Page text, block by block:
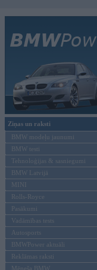
Ziņas un raksti
BMW modeļu jaunumi
BMW testi
Tehnoloģijas & sasniegumi
BMW Latvijā
MINI
Rolls-Royce
Pasākumi
Vadāmības tests
Autosports
BMWPower aktuāli
Reklāmas raksti
Mēneša BMW